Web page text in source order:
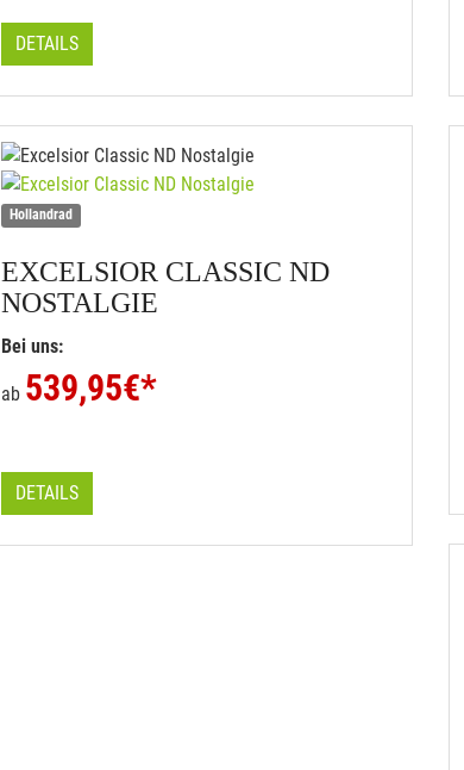
DETAILS
Hollandrad
EXCELSIOR CLASSIC ND
NOSTALGIE
Bei uns:
ab 539,95€*
DETAILS